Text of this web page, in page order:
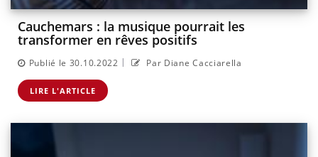
Cauchemars : la musique pourrait les
transformer en rêves positifs
Publié le 30.10.2022 | Par Diane Cacciarella
LIRE L'ARTICLE